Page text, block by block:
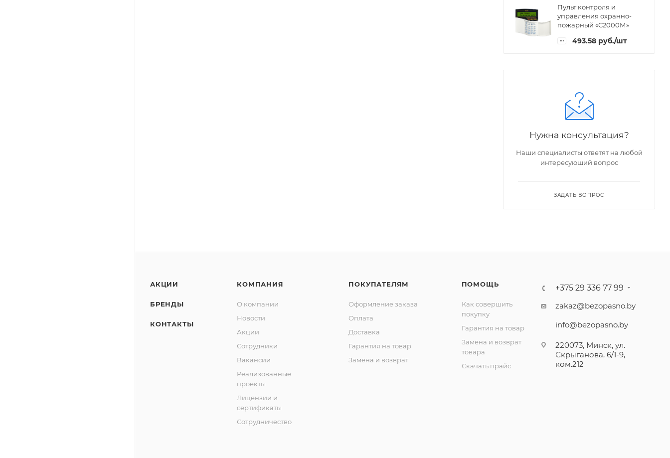
Пульт контроля и
управления охранно-
пожарный «С2000М»
493.58 руб./шт
Нужна консультация?
Наши специалисты ответят на любой
интересующий вопрос
ЗАДАТЬ ВОПРОС
АКЦИИ
БРЕНДЫ
КОНТАКТЫ
КОМПАНИЯ
О компании
Новости
Акции
Сотрудники
Вакансии
Реализованные
проекты
Лицензии и
сертификаты
Сотрудничество
ПОКУПАТЕЛЯМ
Оформление заказа
Оплата
Доставка
Гарантия на товар
Замена и возврат
ПОМОЩЬ
Как совершить
покупку
Гарантия на товар
Замена и возврат
товара
Скачать прайс
+375 29 336 77 99
zakaz@bezopasno.by
info@bezopasno.by
220073, Минск, ул.
Скрыганова, 6/1-9,
ком.212